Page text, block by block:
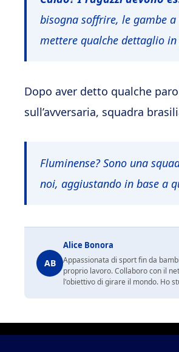
bisogna soffrire, le gambe
mettere qualche dettaglio in
Dopo aver detto qualche
sull’avversaria, squadra
Fluminense? Sono una
noi, aggiustando in base a
AB
Alice Bonora
Appassionata di sport fin da
proprio lavoro. Collaboro con il
l'obiettivo di girare il mondo. Ho